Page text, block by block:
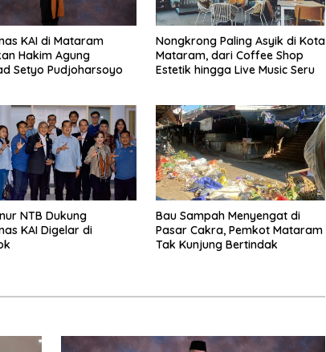
KAI di Mataram
Hakim Agung
Setyo Pudjoharsoyo
Nongkrong Paling Asyik di Kota
Mataram, dari Coffee Shop
Estetik hingga Live Music Seru
NTB Dukung
KAI Digelar di
Bau Sampah Menyengat di
Pasar Cakra, Pemkot Mataram
Tak Kunjung Bertindak